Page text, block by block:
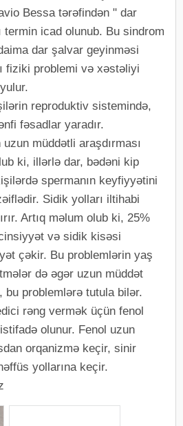
Bessa tərəfindən " dar
termin icad olunub. Bu sindrom
dar şalvar geyinməsi
fiziki problemi və xəstəliyi
reproduktiv sistemində,
fəsadlar yaradır.
müddətli araşdırması
ki, illərlə dar, bədəni kip
spermanın keyfiyyətini
Sidik yolları iltihabi
Artıq məlum olub ki, 25%
və sidik kisəsi
çəkir. Bu problemlərin yaş
də əgər uzun müddət
problemlərə tutula bilər.
rəng vermək üçün fenol
olunur. Fenol uzun
orqanizmə keçir, sinir
yollarına keçir.